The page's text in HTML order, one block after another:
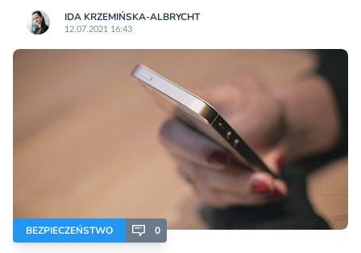
IDA KRZEMIŃSKA-ALBRYCHT
12.07.2021 16:43
BEZPIECZEŃSTWO 0